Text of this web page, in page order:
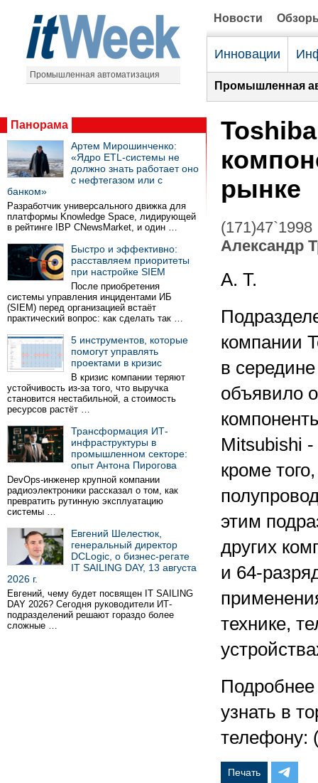
Промышленная автоматизация
Новости
Инновации
Промышленная
Панорама
Артем Мирошинченко:
«Ядро ETL-системы не
должно знать работает оно
с нефтегазом или с
банком»
Разработчик универсального движка для
платформы Knowledge Space, лидирующей
в рейтинге IBP CNewsMarket, и один …
Быстро и эффективно:
расставляем приоритеты
при настройке SIEM
После приобретения
системы управления инцидентами ИБ
(SIEM) перед организацией встаёт
практический вопрос: как сделать так …
5 инструментов, которые
помогут управлять
проектами в кризис
В кризис компании теряют
устойчивость из-за того, что выручка
становится нестабильной, а стоимость
ресурсов растёт …
Трансформация ИТ-
инфраструктуры в
промышленном секторе:
опыт Антона Пирогова
DevOps-инженер крупной компании
радиоэлектроники рассказал о том, как
превратить рутинную эксплуатацию
системы …
Евгений Шелестюк,
генеральный директор
DCLogic, о бизнес-регате
IT SAILING DAY, 13 августа
2026 г.
Евгений, чему будет посвящен IT SAILING
DAY 2026? Сегодня руководители ИТ-
подразделений решают гораздо более
сложные …
рынке
(171)47`1998
Александр
А. Т.
компании
в
объявило
Mitsubishi -
кроме
этим
других
и 64-
технике,
узнать в
телефону:
Печать